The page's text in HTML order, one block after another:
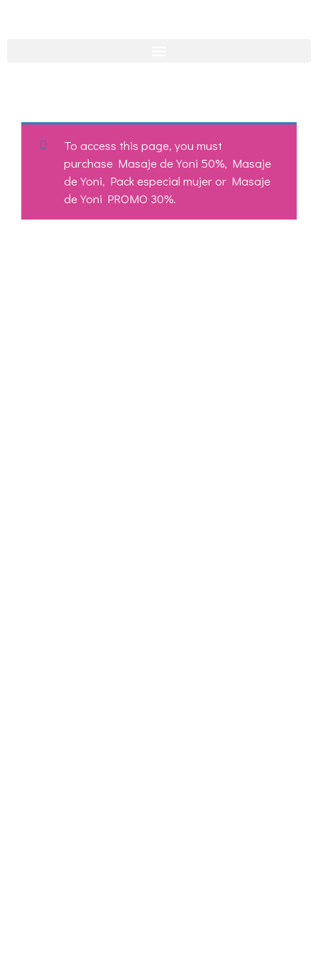
To access this page, you must
purchase Masaje de Yoni 50%, Masaje
de Yoni, Pack especial mujeror Masaje
de Yoni PROMO 30%.